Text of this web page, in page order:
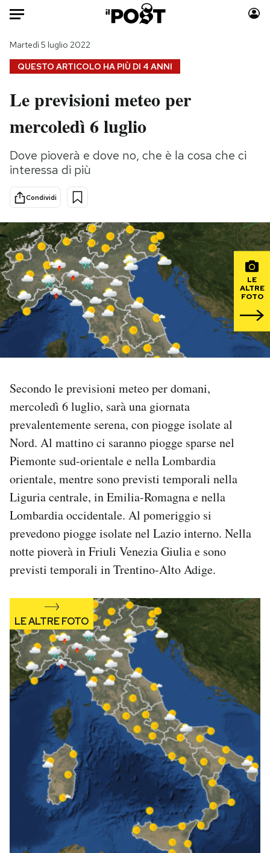
HOME
Italia
Politica
Tecnologia
Internet
Scienza
Cultura
Economia
Sport
Moda
Storie/Idee
Altrecose
Mondiali calcio 2026
PODCAST
NEWSLETTER
SHOP
AREA PERSONALE
Area Personale
Newsletter
Notifiche mobile
Regala il Post
Esci
QUESTO ARTICOLO HA PIÙ DI 4 ANNI
Martedì 5 luglio 2022
Le previsioni meteo per
mercoledì 6 luglio
Dove pioverà e dove no, che è la cosa che ci
interessa di più
Condividi
LE
ALTRE
FOTO
Secondo le previsioni meteo per domani,
mercoledì 6 luglio, sarà una giornata
prevalentemente serena, con piogge isolate al
Nord. Al mattino ci saranno piogge sparse nel
Piemonte sud-orientale e nella Lombardia
orientale, mentre sono previsti temporali nella
Liguria centrale, in Emilia-Romagna e nella
Lombardia occidentale. Al pomeriggio si
prevedono piogge isolate nel Lazio interno. Nella
notte pioverà in Friuli Venezia Giulia e sono
previsti temporali in Trentino-Alto Adige.